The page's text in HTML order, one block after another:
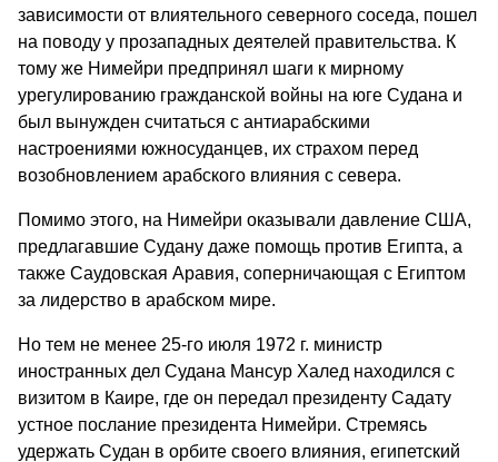
зависимости от влиятельного северного соседа, пошел
на поводу у прозападных деятелей правительства. К
тому же Нимейри предпринял шаги к мирному
урегулированию гражданской войны на юге Судана и
был вынужден считаться с антиарабскими
настроениями южносуданцев, их страхом перед
возобновлением арабского влияния с севера.
Помимо этого, на Нимейри оказывали давление США,
предлагавшие Судану даже помощь против Египта, а
также Саудовская Аравия, соперничающая с Египтом
за лидерство в арабском мире.
Но тем не менее 25-го июля 1972 г. министр
иностранных дел Судана Мансур Халед находился с
визитом в Каире, где он передал президенту Садату
устное послание президента Нимейри. Стремясь
удержать Судан в орбите своего влияния, египетский